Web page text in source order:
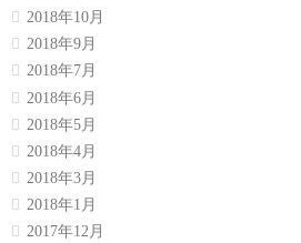
2018年10月
2018年9月
2018年7月
2018年6月
2018年5月
2018年4月
2018年3月
2018年1月
2017年12月